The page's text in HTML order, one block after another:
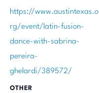
https://www.austintexas.o
rg/event/latin-fusion-
dance-with-sabrina-
pereira-
ghelardi/389572/
OTHER